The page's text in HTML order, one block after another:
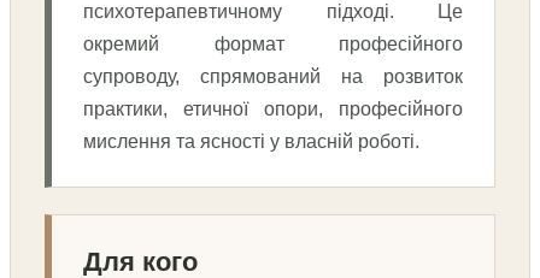
психотерапевтичному підході. Це
окремий формат професійного
супроводу, спрямований на розвиток
практики, етичної опори, професійного
мислення та ясності у власній роботі.
Для кого